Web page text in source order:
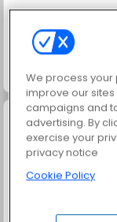
Trollface Quest:
Heroes of
We process
improve our
campaigns and
advertising. By
exercise your
privacy notice
Cookie Policy